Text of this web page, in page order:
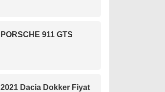
PORSCHE 911 GTS
2021 Dacia Dokker Fiyat